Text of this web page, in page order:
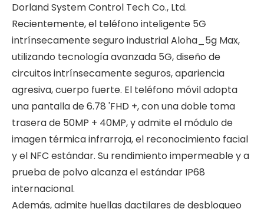
Dorland System Control Tech Co., Ltd.
Recientemente, el teléfono inteligente 5G
intrínsecamente seguro industrial Aloha_5g Max,
utilizando tecnología avanzada 5G, diseño de
circuitos intrínsecamente seguros, apariencia
agresiva, cuerpo fuerte. El teléfono móvil adopta
una pantalla de 6.78 'FHD +, con una doble toma
trasera de 50MP + 40MP, y admite el módulo de
imagen térmica infrarroja, el reconocimiento facial
y el NFC estándar. Su rendimiento impermeable y a
prueba de polvo alcanza el estándar IP68
internacional.
Además, admite huellas dactilares de desbloqueo